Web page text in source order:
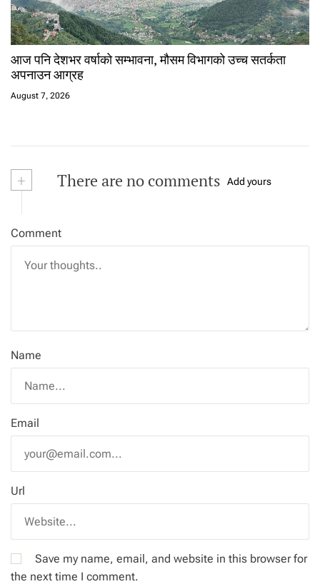
आज पनि देशभर वर्षाको सम्भावना, मौसम विभागको उच्च सतर्कता
अपनाउन आग्रह
August 7, 2026
+ There are no comments Add yours
Comment
Name
Email
Url
Save my name, email, and website in this browser for
the next time I comment.